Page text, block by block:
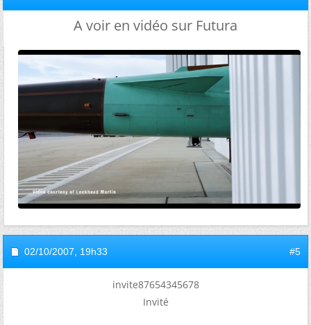
A voir en vidéo sur Futura
02/10/2007, 19h33 #5
invite87654345678
Invité